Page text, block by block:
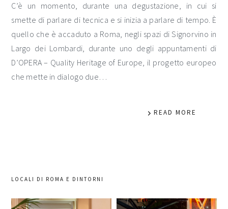
C’è un momento, durante una degustazione, in cui si
smette di parlare di tecnica e si inizia a parlare di tempo. È
quello che è accaduto a Roma, negli spazi di Signorvino in
Largo dei Lombardi, durante uno degli appuntamenti di
D’OPERA – Quality Heritage of Europe, il progetto europeo
che mette in dialogo due…
READ MORE
LOCALI DI ROMA E DINTORNI